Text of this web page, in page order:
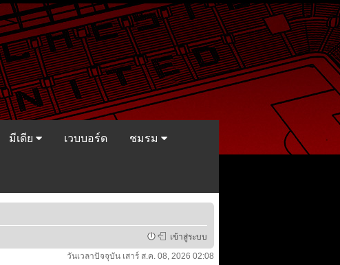
มีเดีย เวบบอร์ด ชมรม
เข้าสู่ระบบ
วันเวลาปัจจุบัน เสาร์ ส.ค. 08, 2026 02:08